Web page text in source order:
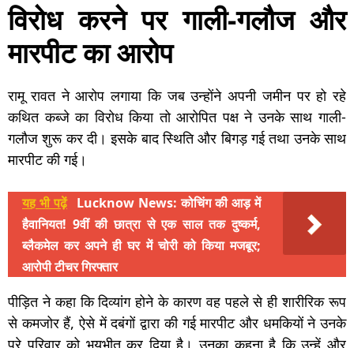
विरोध करने पर गाली-गलौज और
मारपीट का आरोप
रामू रावत ने आरोप लगाया कि जब उन्होंने अपनी जमीन पर हो रहे
कथित कब्जे का विरोध किया तो आरोपित पक्ष ने उनके साथ गाली-
गलौज शुरू कर दी। इसके बाद स्थिति और बिगड़ गई तथा उनके साथ
मारपीट की गई।
यह भी पढ़ें Lucknow News: कोचिंग की आड़ में
हैवानियत! 9वीं की छात्रा से एक साल तक दुष्कर्म,
ब्लैकमेल कर अपने ही घर में चोरी को किया मजबूर;
आरोपी टीचर गिरफ्तार
पीड़ित ने कहा कि दिव्यांग होने के कारण वह पहले से ही शारीरिक रूप
से कमजोर हैं, ऐसे में दबंगों द्वारा की गई मारपीट और धमकियों ने उनके